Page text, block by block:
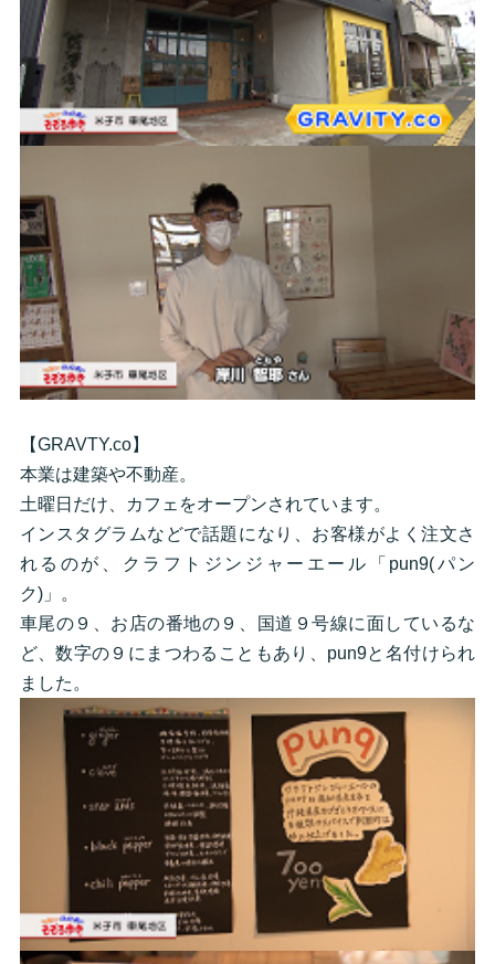
【GRAVTY.co】
本業は建築や不動産。
土曜日だけ、カフェをオープンされています。
インスタグラムなどで話題になり、お客様がよく注文さ
れるのが、クラフトジンジャーエール「pun9(パン
ク)」。
車尾の９、お店の番地の９、国道９号線に面しているな
ど、数字の９にまつわることもあり、pun9と名付けられ
ました。